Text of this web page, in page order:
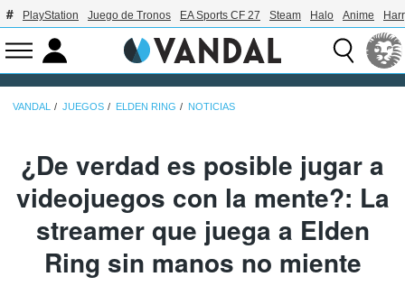
PlayStation Juego de Tronos EA Sports CF 27 Steam Halo Anime
VANDAL JUEGOS ELDEN RING NOTICIAS
¿De verdad es posible jugar a
videojuegos con la mente?: La
streamer que juega a Elden
Ring sin manos no miente